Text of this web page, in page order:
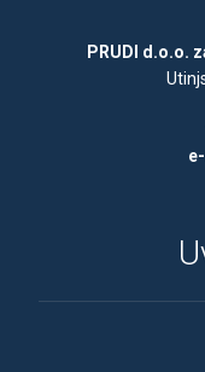
PRUDI d.o.o.